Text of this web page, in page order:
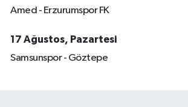
Amed - Erzurumspor FK
17 Ağustos, Pazartesi
Samsunspor - Göztepe